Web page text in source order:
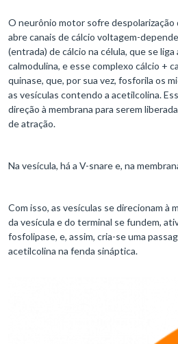
O neurônio motor sofre despolarização
abre canais de cálcio voltagem-
(entrada) de cálcio na célula, que se liga
calmodulina, e esse complexo cálcio +
quinase, que, por sua vez, fosforila os
as vesículas contendo a acetilcolina.
direção à membrana para serem
de atração.
Na vesícula, há a V-snare e, na
Com isso, as vesículas se direcionam à
da vesícula e do terminal se fundem,
fosfolipase, e, assim, cria-se uma
acetilcolina na fenda sináptica.